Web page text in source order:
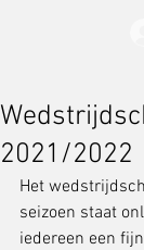
2021/2022
Het
seizoen staat
iedereen een